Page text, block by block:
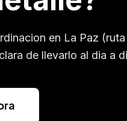
en La Paz
de llevarlo al dia a